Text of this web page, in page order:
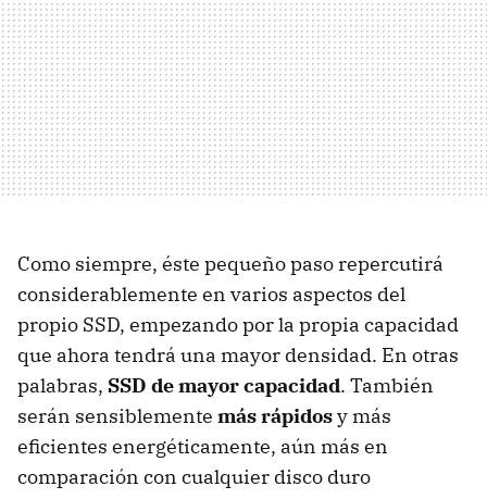
Como siempre, éste pequeño paso repercutirá
considerablemente en varios aspectos del
propio SSD, empezando por la propia capacidad
que ahora tendrá una mayor densidad. En otras
palabras, SSD de mayor capacidad. También
serán sensiblemente más rápidosy más
eficientes energéticamente, aún más en
comparación con cualquier disco duro